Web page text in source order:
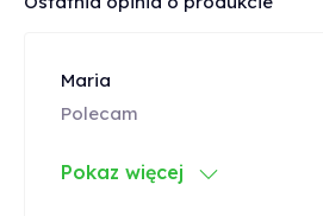
Maria
Polecam
Pokaz więcej